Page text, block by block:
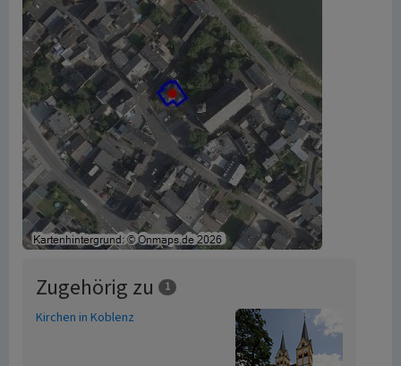
Zugehörig zu 1
Kirchen in Koblenz